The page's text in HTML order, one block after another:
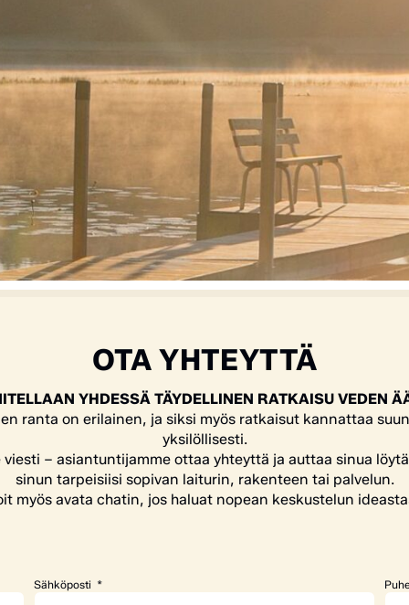
OTA YHTEYTTÄ
YHDESSÄ TÄYDELLINEN RATKAISU VEDEN
ranta on erilainen, ja siksi myös ratkaisut kannattaa
yksilöllisesti.
viesti – asiantuntijamme ottaa yhteyttä ja auttaa sinua
sinun tarpeisiisi sopivan laiturin, rakenteen tai palvelun.
myös avata chatin, jos haluat nopean keskustelun
Sähköposti